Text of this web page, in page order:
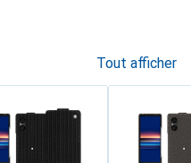
Tout afficher